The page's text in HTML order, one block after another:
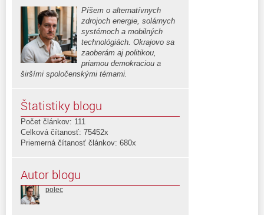
Píšem o alternatívnych
zdrojoch energie, solárnych
systémoch a mobilných
technológiách. Okrajovo sa
zaoberám aj politikou,
priamou demokraciou a
širšími spoločenskými témami.
Štatistiky blogu
Počet článkov: 111
Celková čítanosť: 75452x
Priemerná čítanosť článkov: 680x
Autor blogu
polec